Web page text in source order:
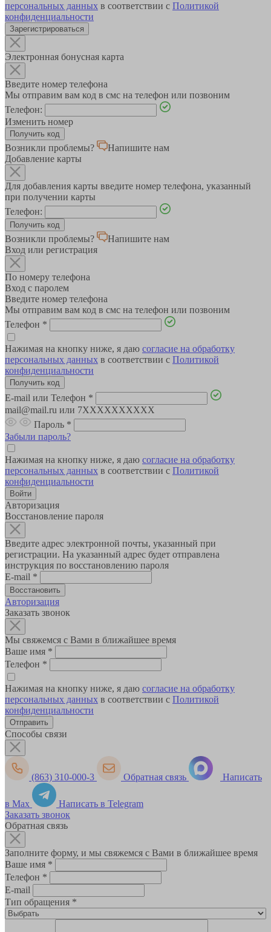
персональных данных в соответствии с Политикой
конфиденциальности
Зарегистрироваться
Электронная бонусная карта
Введите номер телефона
Мы отправим вам код в смс на телефон или позвоним
Телефон:
Изменить номер
Возникли проблемы?
Напишите нам
Добавление карты
Для добавления карты введите номер телефона, указанный
при получении карты
Телефон:
Возникли проблемы?
Напишите нам
Вход или регистрация
По номеру телефона
Вход с паролем
Введите номер телефона
Мы отправим вам код в смс на телефон или позвоним
Телефон *
Нажимая на кнопку ниже, я даю согласие на обработку
персональных данных в соответствии с Политикой
конфиденциальности
E-mail или Телефон *
mail@mail.ru или 7XXXXXXXXXX
Пароль *
Забыли пароль?
Нажимая на кнопку ниже, я даю согласие на обработку
персональных данных в соответствии с Политикой
конфиденциальности
Авторизация
Восстановление пароля
Введите адрес электронной почты, указанный при
регистрации. На указанный адрес будет отправлена
инструкция по восстановлению пароля
E-mail *
Авторизация
Заказать звонок
Мы свяжемся с Вами в ближайшее время
Ваше имя *
Телефон *
Нажимая на кнопку ниже, я даю согласие на обработку
персональных данных в соответствии с Политикой
конфиденциальности
Способы связи
(863) 310-000-3 Обратная связь Написать
в Max
Написать в Telegram
Заказать звонок
Обратная связь
Заполните форму, и мы свяжемся с Вами в ближайшее время
Ваше имя *
Телефон *
E-mail
Тип обращения *